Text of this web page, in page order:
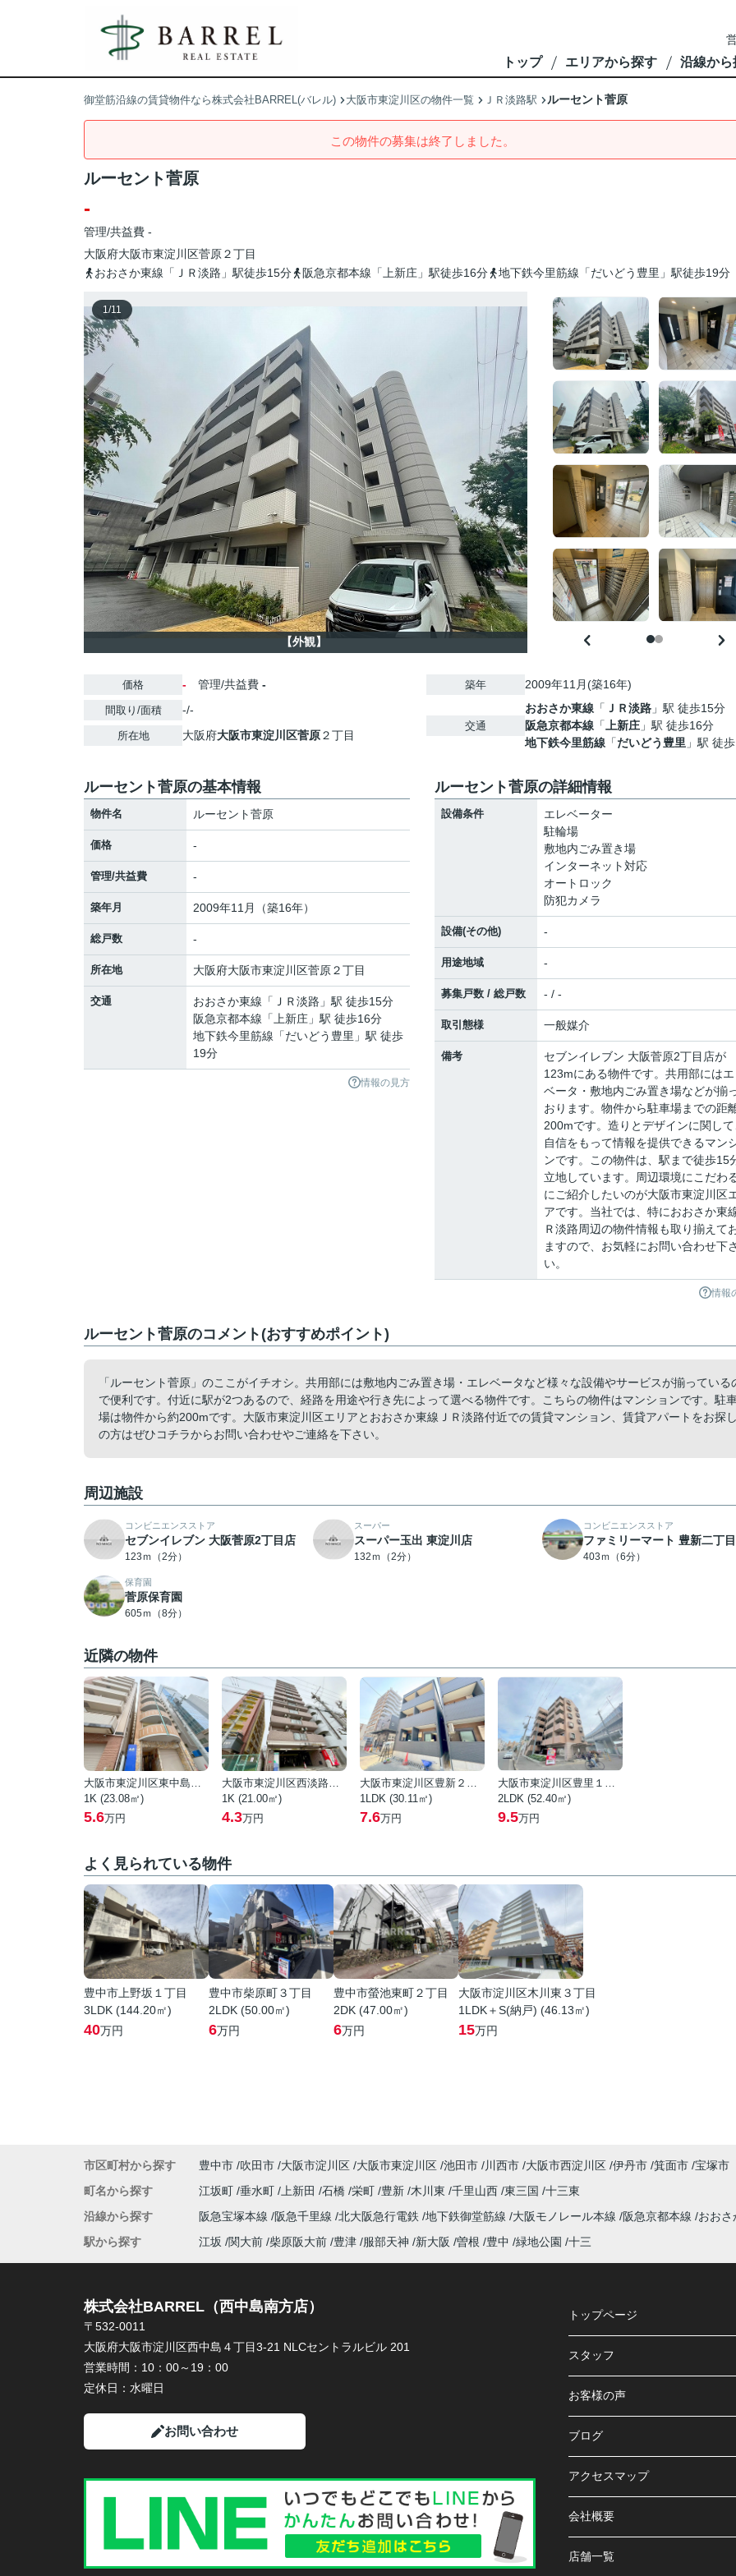
トップ エリアから探す 沿線から
御堂筋沿線の賃貸物件なら株式会社BARREL(バレル) 大阪市東淀川区の物件一覧 ＪＲ淡路駅 ルーセント菅原
この物件の募集は終了しました。
ルーセント菅原
-
管理/共益費 -
大阪府大阪市東淀川区菅原２丁目
おおさか東線「ＪＲ淡路」駅徒歩15分
阪急京都本線「上新庄」駅徒歩16分 地下鉄今里筋線「だいどう豊里」駅徒歩19分
1/11
【外観】
価格 - 管理/共益費 -
間取り/面積 -/-
所在地 大阪府大阪市東淀川区菅原２丁目
築年 2009年11月(築16年)
交通
おおさか東線 「 ＪＲ淡路 」駅 徒歩15分
阪急京都本線 「 上新庄 」駅 徒歩16分
地下鉄今里筋線 「だいどう豊里 」駅 徒
ルーセント菅原の基本情報
物件名 ルーセント菅原
価格 -
管理/共益費 -
築年月 2009年11月（築16年）
総戸数 -
所在地 大阪府大阪市東淀川区菅原２丁目
交通 おおさか東線 「 ＪＲ淡路 」駅 徒歩15分
阪急京都本線 「 上新庄 」駅 徒歩16分
地下鉄今里筋線 「だいどう豊里 」駅 徒歩
19分
情報の見方
ルーセント菅原の詳細情報
設備条件
エレベーター
駐輪場
敷地内ごみ置き場
インターネット対応
オートロック
防犯カメラ
設備(その他) -
用途地域 -
募集戸数 / 総戸数 - / -
取引態様 一般媒介
備考
セブンイレブン 大阪菅原2丁目店が
123mにある物件です。共用部には
ベータ・敷地内ごみ置き場などが揃
おります。物件から駐車場までの距
200mです。造りとデザインに関し
自信をもって情報を提供できるマン
ンです。この物件は、駅まで徒歩15
立地しています。周辺環境にこだわ
にご紹介したいのが大阪市東淀川区
アです。当社では、特におおさか東
Ｒ淡路周辺の物件情報も取り揃えて
ますので、お気軽にお問い合わせ下
い。
情報
ルーセント菅原のコメント(おすすめポイント)
「ルーセント菅原」のここがイチオシ。共用部には敷地内ごみ置き場・エレベータなど様々な設備やサービスが揃っている
で便利です。付近に駅が2つあるので、経路を用途や行き先によって選べる物件です。こちらの物件はマンションです。駐
場は物件から約200mです。大阪市東淀川区エリアとおおさか東線ＪＲ淡路付近での賃貸マンション、賃貸アパートをお探
の方はぜひコチラからお問い合わせやご連絡を下さい。
周辺施設
コンビニエンスストア
セブンイレブン 大阪菅原2丁目店
123ｍ（2分）
スーパー
スーパー玉出 東淀川店
132ｍ（2分）
コンビニエンスストア
ファミリーマート 豊新二丁
403ｍ（6分）
保育園
菅原保育園
605ｍ（8分）
近隣の物件
大阪市東淀川区東中島２丁目
1K (23.08㎡)
5.6万円
大阪市東淀川区西淡路１丁目
1K (21.00㎡)
4.3万円
大阪市東淀川区豊新２丁目
1LDK (30.11㎡)
7.6万円
大阪市東淀川区豊里１丁目
2LDK (52.40㎡)
9.5万円
よく見られている物件
豊中市上野坂１丁目
3LDK (144.20㎡)
40万円
豊中市柴原町３丁目
2LDK (50.00㎡)
6万円
豊中市螢池東町２丁目
2DK (47.00㎡)
6万円
大阪市淀川区木川東３丁目
1LDK＋S(納戸) (46.13㎡)
15万円
市区町村から探す 豊中市 吹田市 大阪市淀川区 大阪市東淀川区 池田市 川西市 大阪市西淀川区 伊丹市 箕面市 宝塚市
町名から探す
江坂町 垂水町 上新田 石橋 栄町 豊新 木川東 千里山西 東三国
十三東
沿線から探す
阪急宝塚本線 阪急千里線 北大阪急行電鉄 地下鉄御堂筋線 大阪モノレール本線 阪急京都本線
おお
駅から探す
江坂 関大前 柴原阪大前 豊津 服部天神 新大阪 曽根 豊中 緑地公園 十三
株式会社BARREL（西中島南方店）
〒532-0011
大阪府大阪市淀川区西中島４丁目3-21 NLCセントラルビル 201
営業時間： 10：00～19：00
定休日： 水曜日
お問い合わせ
トップページ
スタッフ
お客様の声
ブログ
アクセスマップ
会社概要
店舗一覧